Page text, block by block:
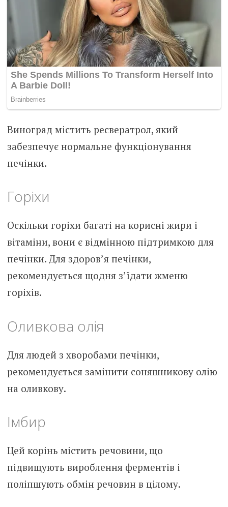
Виноград містить ресвератрол, який
забезпечує нормальне функціонування
печінки.
Горіхи
Оскільки горіхи багаті на корисні жири і
вітаміни, вони є відмінною підтримкою для
печінки. Для здоров’я печінки,
рекомендується щодня з’їдати жменю
горіхів.
Оливкова олія
Для людей з хворобами печінки,
рекомендується замінити соняшникову олію
на оливкову.
Імбир
Цей корінь містить речовини, що
підвищують вироблення ферментів і
поліпшують обмін речовин в цілому.